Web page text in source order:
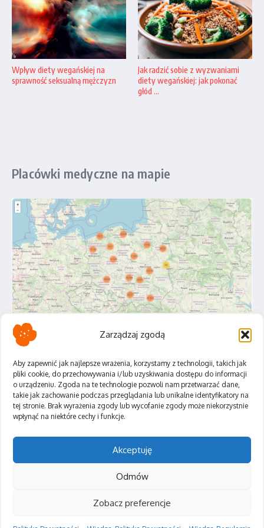
Zarządzaj zgodą
Aby zapewnić jak najlepsze wrażenia, korzystamy z technologii, takich jak
pliki cookie, do przechowywania i/lub uzyskiwania dostępu do informacji
o urządzeniu. Zgoda na te technologie pozwoli nam przetwarzać dane,
takie jak zachowanie podczas przeglądania lub unikalne identyfikatory na
tej stronie. Brak wyrażenia zgody lub wycofanie zgody może niekorzystnie
wpłynąć na niektóre cechy i funkcje.
Akceptuję
Odmów
Zobacz preferencje
Wpływ diety wegańskiej na
sprawność seksualną mężczyzn
Jak radzić sobie z wyzwaniami
diety wegańskiej: jak pokonać
głód ...
Placówki medyczne na mapie
Polityka Prywatności
Regulamin